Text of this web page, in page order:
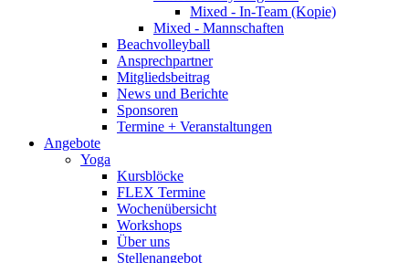
Mixed - In-Team (Kopie)
Mixed - Mannschaften
Beachvolleyball
Ansprechpartner
Mitgliedsbeitrag
News und Berichte
Sponsoren
Termine + Veranstaltungen
Angebote
Yoga
Kursblöcke
FLEX Termine
Wochenübersicht
Workshops
Über uns
Stellenangebot